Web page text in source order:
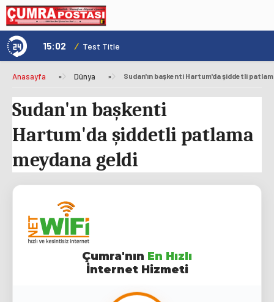
15:02 / Test Title
Anasayfa » Dünya » Sudan'ın başkenti Hartum'da şiddetli
Sudan'ın başkenti
Hartum'da şiddetli patlama
meydana geldi
Çumra'nın En Hızlı
İnternet Hizmeti